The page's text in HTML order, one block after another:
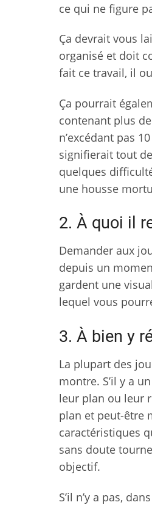
ce qui ne figure
Ça devrait vous
organisé et doit
fait ce travail, il
Ça pourrait
contenant plus
n’excédant pas
signifierait tout
quelques
une housse
2. À quoi il
Demander aux
depuis un
gardent une
lequel vous
3. À bien y
La plupart des
montre. S’il y a
leur plan ou leur
plan et peut-être
caractéristiques
sans doute
objectif.
S’il n’y a pas,